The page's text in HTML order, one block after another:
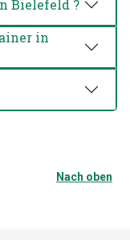
Wie viel kostet ein Container in Bielefeld ?
in
Nach oben